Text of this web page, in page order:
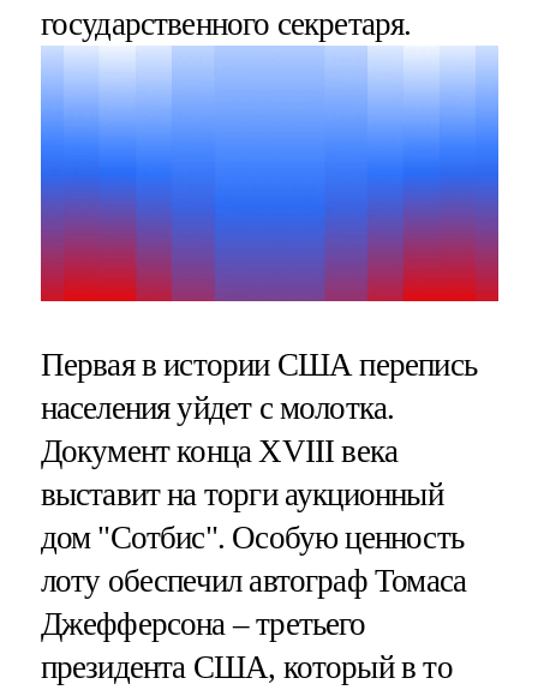
государственного секретаря.
Первая в истории США перепись
населения уйдет с молотка.
Документ конца XVIII века
выставит на торги аукционный
дом "Сотбис". Особую ценность
лоту обеспечил автограф Томаса
Джефферсона – третьего
президента США, который в то